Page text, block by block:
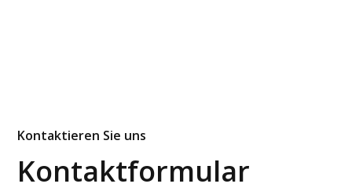
Kontaktieren Sie uns
Kontaktformular